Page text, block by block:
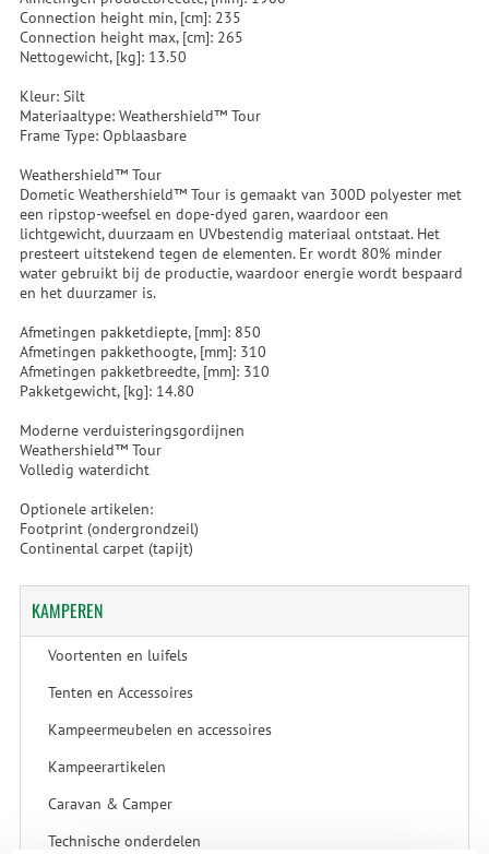
Connection height min, [cm]: 235
Connection height max, [cm]: 265
Nettogewicht, [kg]: 13.50
Kleur: Silt
Materiaaltype: Weathershield™ Tour
Frame Type: Opblaasbare
Weathershield™ Tour
Dometic Weathershield™ Tour is gemaakt van 300D polyester met
een ripstop-weefsel en dope-dyed garen, waardoor een
lichtgewicht, duurzaam en UVbestendig materiaal ontstaat. Het
presteert uitstekend tegen de elementen. Er wordt 80% minder
water gebruikt bij de productie, waardoor energie wordt bespaard
en het duurzamer is.
Afmetingen pakketdiepte, [mm]: 850
Afmetingen pakkethoogte, [mm]: 310
Afmetingen pakketbreedte, [mm]: 310
Pakketgewicht, [kg]: 14.80
Moderne verduisteringsgordijnen
Weathershield™ Tour
Volledig waterdicht
Optionele artikelen:
Footprint (ondergrondzeil)
Continental carpet (tapijt)
KAMPEREN
Voortenten en luifels
Tenten en Accessoires
Kampeermeubelen en accessoires
Kampeerartikelen
Caravan & Camper
Technische onderdelen